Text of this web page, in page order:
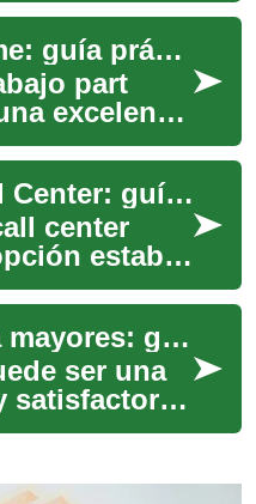
opción
Trabajo Part Time: guía práctica para empleo flexible
part
excelente
ingresos,
de vida,
Empleos en Call Center: guía práctica para trabajadores
center
estable
de
muchas
Teletrabajo para mayores: guía práctica y segura
ser una
satisfactoria
que
una